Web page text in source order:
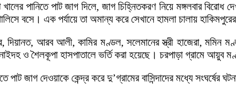
খালের পানিতে পাট জাগ দিলে, জাগ চিহ্নিতকরণ নিয়ে মঙ্গলবার
বসে। এক পর্যায়ে তা অমান্য করে সেখানে হামলা চালায়
দিয়ানত, আরব আলী, কামির মণ্ডল, সলেমানের স্ত্রী হাজেরা,
ও শৈলকূপা হাসপাতালে ভর্তি করা হয়েছে। চরপাড়া গ্রামে আয়ুব
পাট জাগ দেওয়াকে কেন্দ্র করে দু’গ্রামের বাসিন্দাদের মধ্যে